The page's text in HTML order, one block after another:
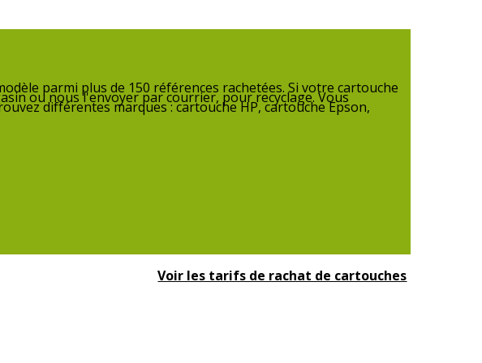
parmi plus de 150 références rachetées. Si votre cartouche
ou nous l'envoyer par courrier, pour recyclage. Vous
différentes marques : cartouche HP, cartouche Epson,
Voir les tarifs de rachat de cartouches